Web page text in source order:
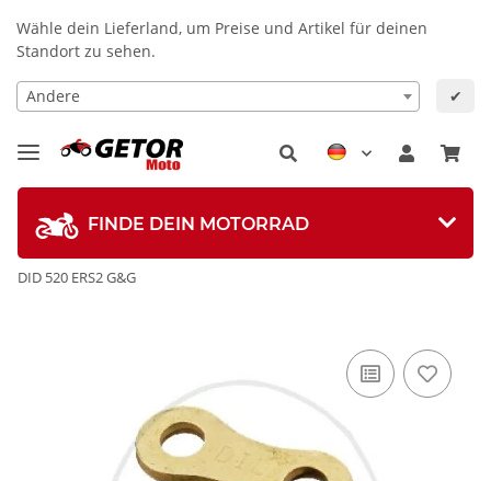
Wähle dein Lieferland, um Preise und Artikel für deinen
Standort zu sehen.
Andere ✔
FINDE DEIN MOTORRAD
DID 520 ERS2 G&G